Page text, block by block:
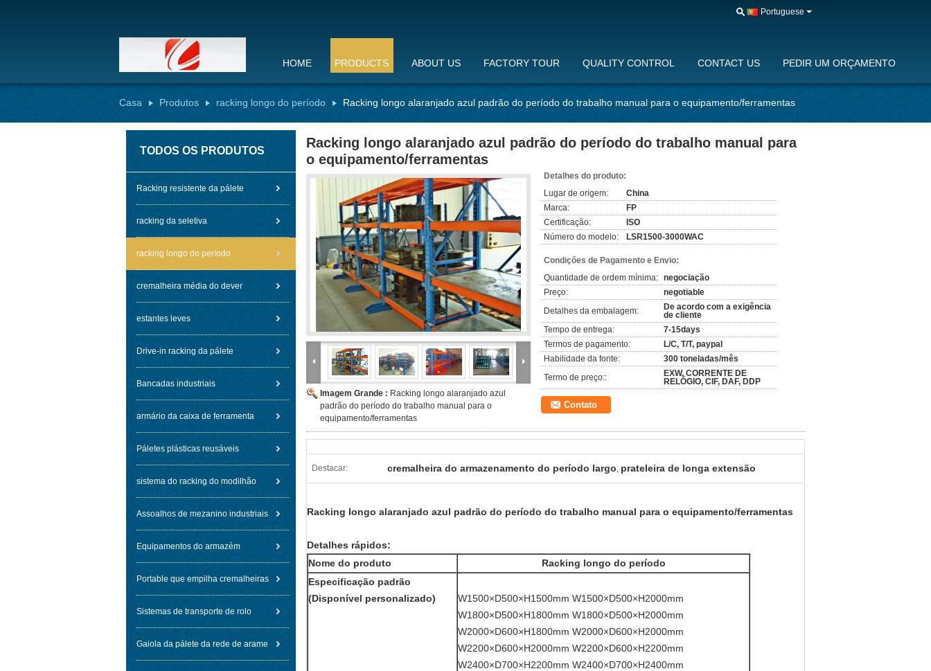
Portuguese
HOME PRODUCTS ABOUT US FACTORY TOUR QUALITY CONTROL CONTACT US PEDIR UM ORÇAMENTO
Casa Produtos racking longo do período Racking longo alaranjado azul padrão do período do trabalho manual para o equipamento/ferramentas
TODOS OS PRODUTOS
Racking resistente da pálete
racking da seletiva
racking longo do período
cremalheira média do dever
estantes leves
Drive-in racking da pálete
Bancadas industriais
armário da caixa de ferramenta
Páletes plásticas reusáveis
sistema do racking do modilhão
Assoalhos de mezanino industriais
Equipamentos do armazém
Portable que empilha cremalheiras
Sistemas de transporte de rolo
Gaiola da pálete da rede de arame
Racking longo alaranjado azul padrão do período do trabalho manual para
o equipamento/ferramentas
Imagem Grande : Racking longo alaranjado azul
padrão do período do trabalho manual para o
equipamento/ferramentas
Detalhes do produto:
Lugar de origem:
China
Marca:
FP
Certificação:
ISO
Número do modelo:
LSR1500-3000WAC
Condições de Pagamento e Envio:
Quantidade de ordem mínima: negociação
Preço:
negotiable
Detalhes da embalagem:
De acordo com a exigência
de cliente
Tempo de entrega:
7-15days
Termos de pagamento:
L/C, T/T, paypal
Habilidade da fonte:
300 toneladas/mês
Termo de preço::
EXW, CORRENTE DE
RELÓGIO, CIF, DAF, DDP
Contato
Destacar: cremalheira do armazenamento do período largo, prateleira de longa extensão
Racking longo alaranjado azul padrão do período do trabalho manual para o equipamento/ferramentas
Detalhes rápidos:
Nome do produto
Racking longo do período
Especificação padrão
(Disponível personalizado)
W1500×D500×H1500mm W1500×D500×H2000mm
W1800×D500×H1800mm W1800×D500×H2000mm
W2000×D600×H1800mm W2000×D600×H2000mm
W2200×D600×H2000mm W2200×D600×H2200mm
W2400×D700×H2200mm W2400×D700×H2400mm